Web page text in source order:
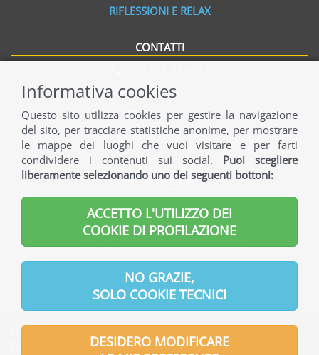
RIFLESSIONI E RELAX
CONTATTI
info@norama.it
Contattaci
Riservato ADV
INFORMAZIONI
INFORMAZIONI UTILI
CONDIZIONI GENERALI DI VENDITA
INFORMATIVA PRIVACY
Norama S.r.l. | Indirizzo Sede legale: Via Verdi, 7 - 24121
Informativa cookies
Questo sito utilizza cookies per gestire la navigazione
del sito, per tracciare statistiche anonime, per mostrare
le mappe dei luoghi che vuoi visitare e per farti
condividere i contenuti sui social. Puoi scegliere
liberamente selezionando uno dei seguenti bottoni:
ACCETTO L'UTILIZZO DEI
COOKIE DI PROFILAZIONE
NO GRAZIE,
SOLO COOKIE TECNICI
DESIDERO MODIFICARE